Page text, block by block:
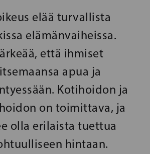
elää turvallista
elämänvaiheissa.
että ihmiset
apua ja
Kotihoidon ja
on toimittava, ja
olla erilaista tuettua
hintaan.